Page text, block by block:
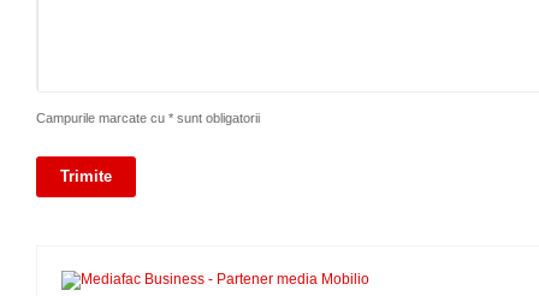
Campurile marcate cu * sunt obligatorii